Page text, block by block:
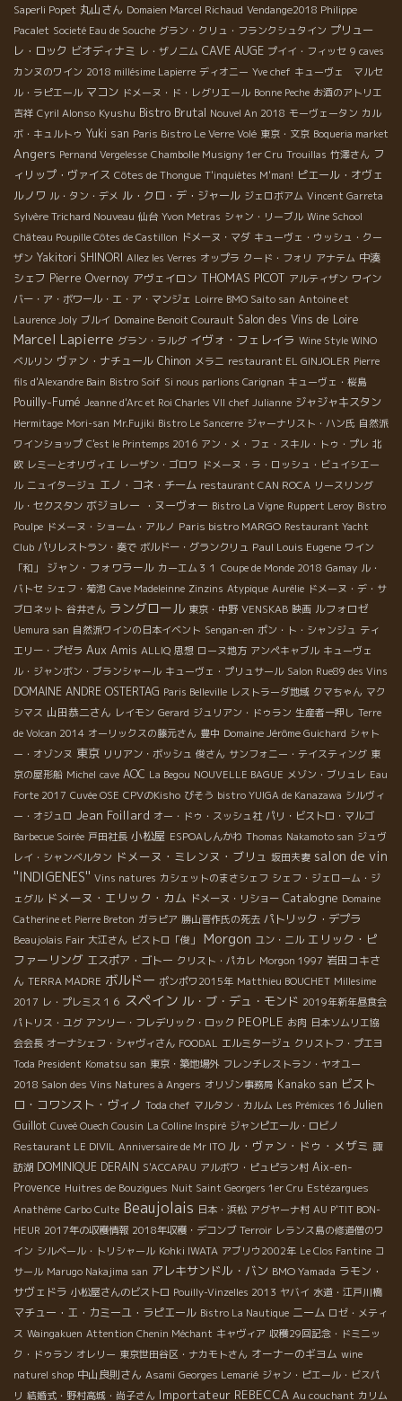
Saperli Popet 丸山さん Domaien Marcel Richaud Vendange2018 Philippe
Pacalet Societé Eau de Souche グラン・クリュ・フランクシュタイン プリュー
レ・ロック ビオディナミ レ・ザノ二ム CAVE AUGE プイイ・フィッセ 9 caves
カンヌのワイン 2018 millésime Lapierre ディオニー Yve chef キューヴェ マルセ
ル・ラピエール マコン ドメーヌ・ド・レグリエール Bonne Peche お酒のアトリエ
吉祥 Cyril Alonso Kyushu Bistro Brutal Nouvel An 2018 モーヴェータン カル
ボ・キュルトゥ Yuki san Paris Bistro Le Verre Volé 東京・文京 Boqueria market
Angers Pernand Vergelesse Chambolle Musigny 1er Cru Trouillas 竹澤さん フ
ィリップ・ヴァイス Côtes de Thongue T'inquiètes M'man! ピエール・オヴェ
ルノワ ル・タン・デメ ル・クロ・デ・ジャール ジェロボアム Vincent Garreta
Sylvère Trichard Nouveau 仙台 Yvon Metras シャン・リーブル Wine School
Château Poupille Côtes de Castillon ドメーヌ・マダ キューヴェ・ウッシュ・クー
ザン Yakitori SHINORI Allez les Verres オップラ クード・フォリ アナテム 中湊
シェフ Pierre Overnoy アヴェイロン THOMAS PICOT アルティザン ワイン
バー・ア・ボワール・エ・ア・マンジェ Loirre BMO Saito san Antoine et
Laurence Joly ブルイ Domaine Benoit Courault Salon des Vins de Loire
Marcel Lapierre グラン・ラルグ イヴォ・フェレイラ Wine Style WINO
ベルリン ヴァン・ナチュール Chinon メラニ restaurant EL GINJOLER Pierre
fils d'Alexandre Bain Bistro Soif Si nous parlions Carignan キューヴェ・桜島
Pouilly-Fumé Jeanne d'Arc et Roi Charles VII chef Julianne ジャジャキスタン
Hermitage Mori-san Mr.Fujiki Bistro Le Sancerre ジャーナリスト・ハン氏 自然派
ワインショップ C'est le Printemps 2016 アン・メ・フェ・スキル・トゥ・プレ 北
欧 レミーとオリヴィエ レーザン・ゴロワ ドメーヌ・ラ・ロッシュ・ビュイシエー
ル ニュイタージュ エノ・コネ・チーム restaurant CAN ROCA リースリング
ル・セクスタン ボジョレー ・ヌーヴォー Bistro La Vigne Ruppert Leroy Bistro
Poulpe ドメーヌ・ショーム・アルノ Paris bistro MARGO Restaurant Yacht
Club パリレストラン・奏で ボルドー・グランクリュ Paul Louis Eugene ワイン
「和」
ジャン・フォワラール カーエム３１ Coupe de Monde 2018 Gamay ル・
バトセ シェフ・菊池 Cave Madeleinne Zinzins Atypique Aurélie ドメーヌ・デ・サ
ブロネット 谷井さん ラングロール 東京・中野 VENSKAB 映画 ルフォロゼ
Uemura san 自然派ワインの日本イベント Sengan-en ポン・ト・シャンジュ ティ
エリー・プゼラ Aux Amis ALLIQ 思想 ローヌ地方 アンペキャブル キューヴェ
ル・ジャンボン・ブランシャール キューヴェ・プリュサール Salon Rue89 des Vins
DOMAINE ANDRE OSTERTAG Paris Belleville レストラーダ地域 クマちゃん マク
シマス 山田恭二さん レイモン Gerard ジュリアン・ドゥラン 生産者一押し Terre
de Volcan 2014 オーリックスの藤元さん 豊中 Domaine Jérôme Guichard シャト
ー・オゾンヌ 東京 リリアン・ボッシュ 俊さん サンフォニー・テイスティング 東
京の屋形船 Michel cave AOC La Begou NOUVELLE BAGUE メゾン・ブリュレ Eau
Forte 2017 Cuvée OSE CPVのKisho びそう bistro YUIGA de Kanazawa シルヴィ
ー・オジュロ Jean Foillard オー・ドゥ・スッシュ社 パリ・ビストロ・マルゴ
Barbecue Soirée 戸田社長 小松屋 ESPOAしんかわ Thomas Nakamoto san ジュヴ
レイ・シャンベルタン ドメーヌ・ミレンヌ・ブリュ 坂田夫妻 salon de vin
''INDIGENES'' Vins natures カシェットのまさシェフ シェフ・ジェローム・ジ
ェグル ドメーヌ・エリック・カム ドメーヌ・リショー Catalogne Domaine
Catherine et Pierre Breton ガラピア 勝山晋作氏の死去 パトリック・デプラ
Beaujolais Fair 大江さん ビストロ「俊」 Morgon ユン・ニル エリック・ピ
ファーリング エスポア・ゴトー クリスト・パカレ Morgon 1997 岩田コキさ
ん TERRA MADRE ボルドー ポンポワ2015年 Matthieu BOUCHET Millesime
2017 レ・プレミス１６ スペイン ル・ブ・デュ・モンド 2019年新年昼食会
パトリス・ユグ アンリー・フレデリック・ロック PEOPLE お肉 日本ソムリエ協
会会長 オーナシェフ・シャヴィさん FOODAL エルミタージュ クリストフ・プエヨ
Toda President Komatsu san 東京・築地場外 フレンチレストラン・ヤオユー
2018 Salon des Vins Natures à Angers オリゾン事務局 Kanako san ビスト
ロ・コワンスト・ヴィノ Toda chef マルタン・カルム Les Prémices 16 Julien
Guillot Cuveé Ouech Cousin La Colline Inspiré ジャンピエール・ロビノ
Restaurant LE DIVIL Anniversaire de Mr ITO ル・ヴァン・ドゥ・メザミ 諏
訪湖 DOMINIQUE DERAIN S'ACCAPAU アルボワ・ピュピラン村 Aix-en-
Provence Huitres de Bouzigues Nuit Saint Georgers 1er Cru Estézargues
Anathème Carbo Culte Beaujolais 日本・浜松 アグヤーナ村 AU P'TIT BON-
HEUR 2017年の収穫情報 2018年収穫・デコンブ Terroir レランス島の修道僧のワ
イン シルベール・トリシャール Kohki IWATA アブリウ2002年 Le Clos Fantine コ
サール Marugo Nakajima san アレキサンドル・バン BMO Yamada ラモン・
サヴェドラ 小松屋さんのビストロ Pouilly-Vinzelles 2013 ヤバイ 水道・江戸川橋
マチュー・エ・カミーユ・ラピエール Bistro La Nautique ニーム ロゼ・メティ
ス Waingakuen Attention Chenin Méchant キャヴィア 収穫29回記念・ドミニッ
ク・ドゥラン オレリー 東京世田谷区・ナカモトさん オーナーのギヨム wine
naturel shop 中山良則さん Asami Georges Lemarié ジャン・ピエール・ビスパ
リ 結婚式・野村高城・尚子さん Importateur REBECCA Au couchant カリム